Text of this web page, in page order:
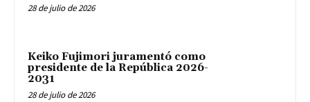
28 de julio de 2026
Keiko Fujimori juramentó como
presidente de la República 2026-
2031
28 de julio de 2026